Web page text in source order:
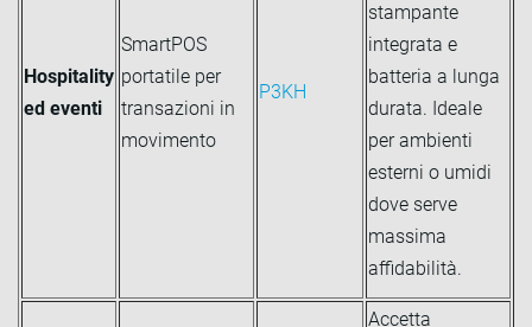
Hospitality
ed eventi
SmartPOS
portatile per
transazioni in
movimento
P3KH
stampante
integrata e
batteria a lunga
durata. Ideale
per ambienti
esterni o umidi
dove serve
massima
affidabilità.
Accetta